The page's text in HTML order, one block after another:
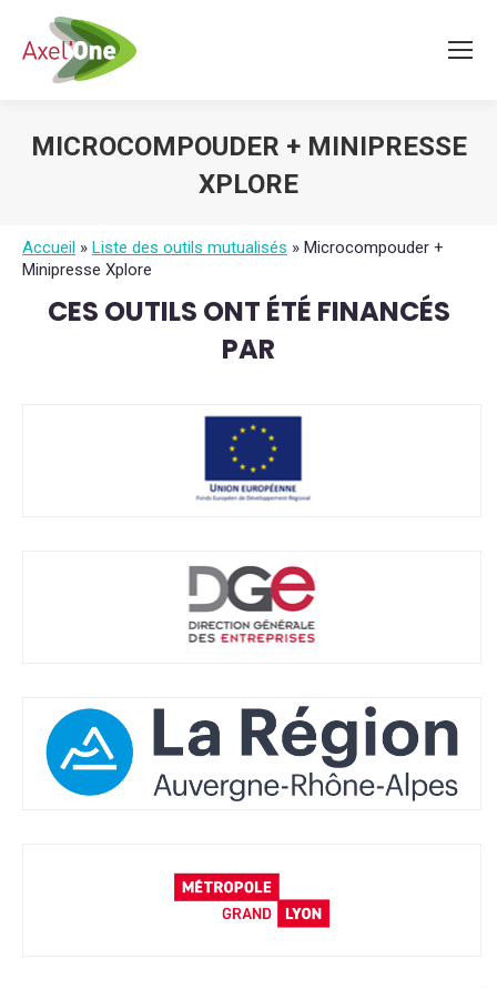
MICROCOMPOUDER + MINIPRESSE
XPLORE
Accueil » Liste des outils mutualisés » Microcompouder +
Minipresse Xplore
CES OUTILS ONT ÉTÉ FINANCÉS
PAR